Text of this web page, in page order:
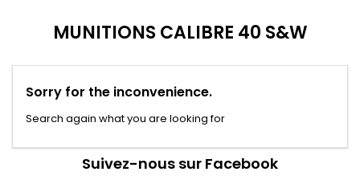
MUNITIONS CALIBRE 40 S&W
Sorry for the inconvenience.
Search again what you are looking for
Suivez-nous sur Facebook